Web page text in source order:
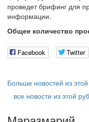
проведет брифинг для
информации.
Общее количество
Facebook Twitter
Больше новостей из
все новости из этой